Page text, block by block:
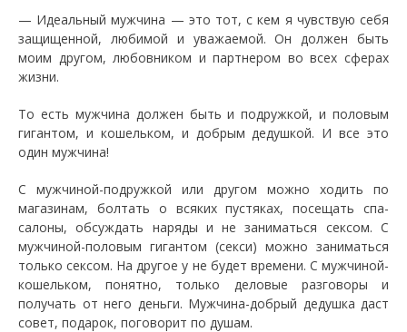
— Идеальный мужчина — это тот, с кем я чувствую себя
защищенной, любимой и уважаемой. Он должен быть
моим другом, любовником и партнером во всех сферах
жизни.
То есть мужчина должен быть и подружкой, и половым
гигантом, и кошельком, и добрым дедушкой. И все это
один мужчина!
С мужчиной-подружкой или другом можно ходить по
магазинам, болтать о всяких пустяках, посещать спа-
салоны, обсуждать наряды и не заниматься сексом. С
мужчиной-половым гигантом (секси) можно заниматься
только сексом. На другое у не будет времени. С мужчиной-
кошельком, понятно, только деловые разговоры и
получать от него деньги. Мужчина-добрый дедушка даст
совет, подарок, поговорит по душам.